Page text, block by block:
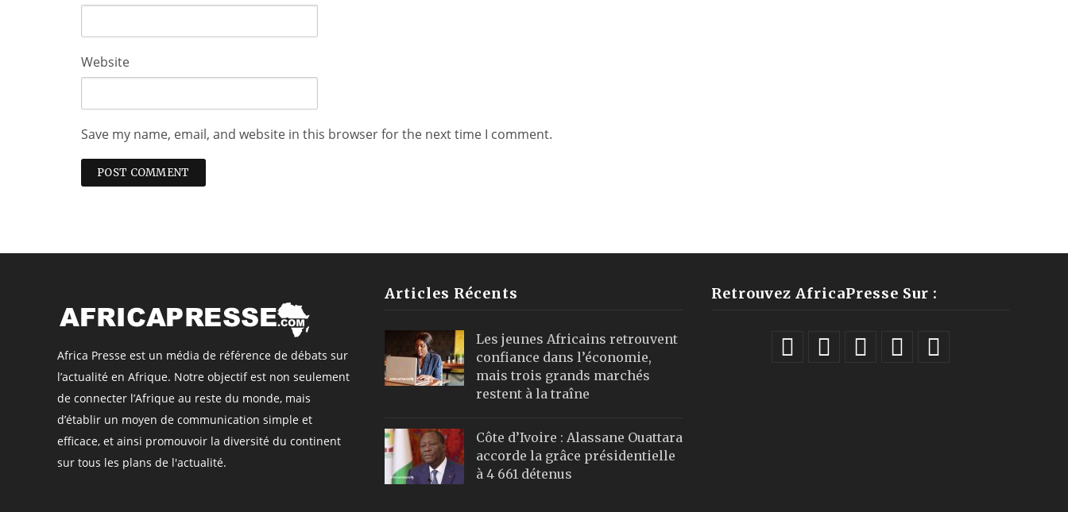
Website
Save my name, email, and website in this browser for the next time I comment.
Africa Presse est un média de référence de débats sur
l’actualité en Afrique. Notre objectif est non seulement
de connecter l’Afrique au reste du monde, mais
d’établir un moyen de communication simple et
efficace, et ainsi promouvoir la diversité du continent
sur tous les plans de l'actualité.
Articles Récents
Les jeunes Africains retrouvent
confiance dans l’économie,
mais trois grands marchés
restent à la traîne
Côte d’Ivoire : Alassane Ouattara
accorde la grâce présidentielle
à 4 661 détenus
Retrouvez AfricaPresse Sur :